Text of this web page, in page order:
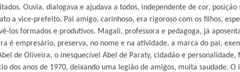
Ouvia, dialogava e ajudava a todos, independente de cor,
a vice-prefeito. Pai amigo, carinhoso, era rigoroso com os filhos,
los formados e produtivos. Magali, professora e pedagoga, já
é empresário, preserva, no nome e na atividade, a marca do pai,
de Oliveira, o inesquecível Abel de Paraty, cidadão e
dos anos de 1970, deixando uma legião de amigos, muita saudade.